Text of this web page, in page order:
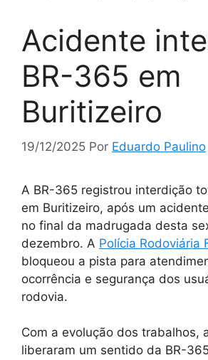
Acidente
BR-365 em
Buritizeiro
19/12/2025 Por Eduardo Paulino
A BR-365 registrou interdição
em Buritizeiro, após um
no final da madrugada desta
dezembro. A Polícia Rodoviária
bloqueou a pista para
ocorrência e segurança dos
rodovia.
Com a evolução dos trabalhos,
liberaram um sentido da BR-